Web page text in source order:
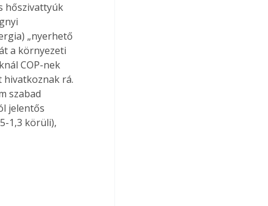
hőszivattyúk
„nyerhető
a környezeti
COP-nek
hivatkoznak rá.
szabad
jelentős
1,3 körüli),